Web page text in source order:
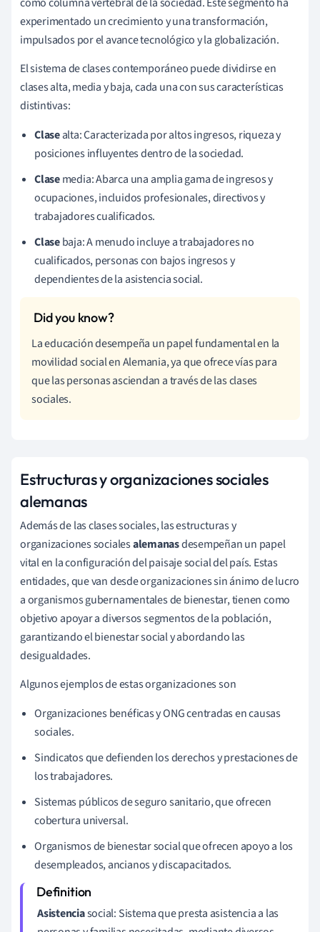
experimentado un crecimiento y una transformación,
impulsados por el avance tecnológico y la globalización.
El sistema de clases contemporáneo puede dividirse en
clases alta, media y baja, cada una con sus características
distintivas:
Clasealta: Caracterizada por altos ingresos, riqueza y
posiciones influyentes dentro de la sociedad.
Clasemedia: Abarca una amplia gama de ingresos y
ocupaciones, incluidos profesionales, directivos y
trabajadores cualificados.
Clasebaja: A menudo incluye a trabajadores no
cualificados, personas con bajos ingresos y
dependientes de la asistencia social.
La educación desempeña un papel fundamental en la
movilidad social en Alemania, ya que ofrece vías para
que las personas asciendan a través de las clases
sociales.
Estructuras y organizaciones sociales
alemanas
Además de las clases sociales, las estructuras y
organizaciones socialesalemanasdesempeñan un papel
vital en la configuración del paisaje social del país. Estas
entidades, que van desde organizaciones sin ánimo de lucro
a organismos gubernamentales de bienestar, tienen como
objetivo apoyar a diversos segmentos de la población,
garantizando el bienestar social y abordando las
desigualdades.
Algunos ejemplos de estas organizaciones son
Organizaciones benéficas y ONG centradas en causas
sociales.
Sindicatos que defienden los derechos y prestaciones de
los trabajadores.
Sistemas públicos de seguro sanitario, que ofrecen
cobertura universal.
Organismos de bienestar social que ofrecen apoyo a los
desempleados, ancianos y discapacitados.
Asistenciasocial: Sistema que presta asistencia a las